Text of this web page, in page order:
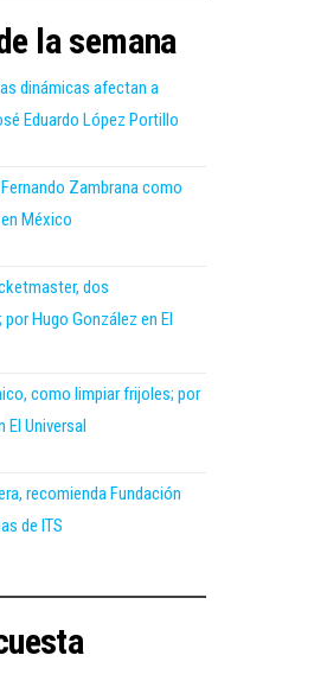
la semana
dinámicas afectan a
Eduardo López Portillo
Zambrana como
México
dos
Hugo González en El
como limpiar frijoles; por
El Universal
recomienda Fundación
de ITS